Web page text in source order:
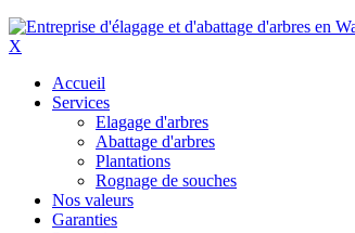
X
Accueil
Services
Elagage d'arbres
Abattage d'arbres
Plantations
Rognage de souches
Nos valeurs
Garanties